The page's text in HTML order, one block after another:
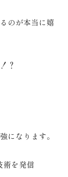
のが本当に嬉
？
になります。
術を発信